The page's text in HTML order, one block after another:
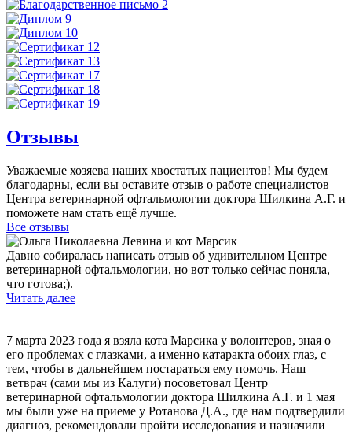
Отзывы
Уважаемые хозяева наших хвостатых пациентов! Мы будем
благодарны, если вы оставите отзыв о работе специалистов
Центра ветеринарной офтальмологии доктора Шилкина А.Г. и
поможете нам стать ещё лучше.
Все отзывы
Давно собиралась написать отзыв об удивительном Центре
ветеринарной офтальмологии, но вот только сейчас поняла,
что готова;).
Читать далее
7 марта 2023 года я взяла кота Марсика у волонтеров, зная о
его проблемах с глазками, а именно катаракта обоих глаз, с
тем, чтобы в дальнейшем постараться ему помочь. Наш
ветврач (сами мы из Калуги) посоветовал Центр
ветеринарной офтальмологии доктора Шилкина А.Г. и 1 мая
мы были уже на приеме у Ротанова Д.А., где нам подтвердили
диагноз, рекомендовали пройти исследования и назначили